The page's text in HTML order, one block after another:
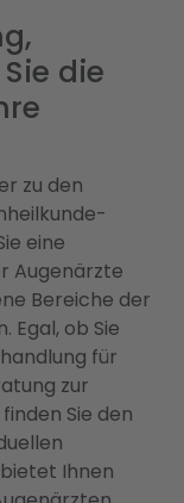
die
zu den
eine
Augenärzte
Bereiche der
Egal, ob Sie
für
zur
Sie den
Ihnen